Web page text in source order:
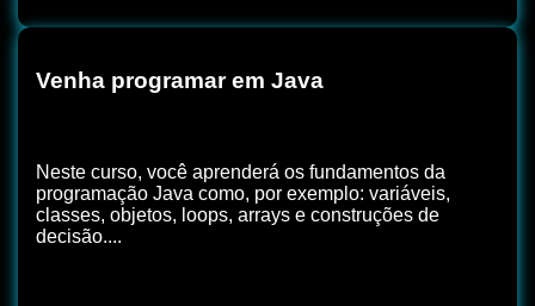
Venha programar em Java
Neste curso, você aprenderá os fundamentos da
programação Java como, por exemplo: variáveis,
classes, objetos, loops, arrays e construções de
decisão....